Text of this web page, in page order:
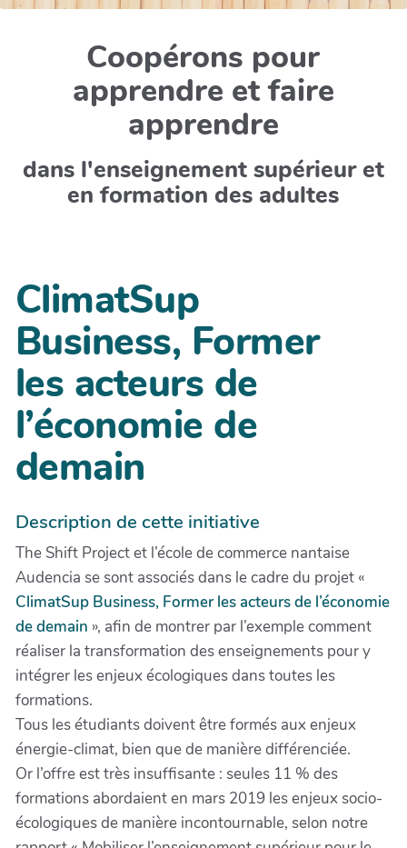
Coopérons pour
apprendre et faire
apprendre
dans l'enseignement supérieur et
en formation des adultes
ClimatSup
Business, Former
les acteurs de
l’économie de
demain
Description de cette initiative
The Shift Project et l’école de commerce nantaise
Audencia se sont associés dans le cadre du projet «
ClimatSup Business, Former les acteurs de l’économie
de demain », afin de montrer par l’exemple comment
réaliser la transformation des enseignements pour y
intégrer les enjeux écologiques dans toutes les
formations.
Tous les étudiants doivent être formés aux enjeux
énergie-climat, bien que de manière différenciée.
Or l’offre est très insuffisante : seules 11 % des
formations abordaient en mars 2019 les enjeux socio-
écologiques de manière incontournable, selon notre